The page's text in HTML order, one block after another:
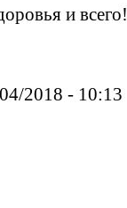
и всего!
2018 - 10:13